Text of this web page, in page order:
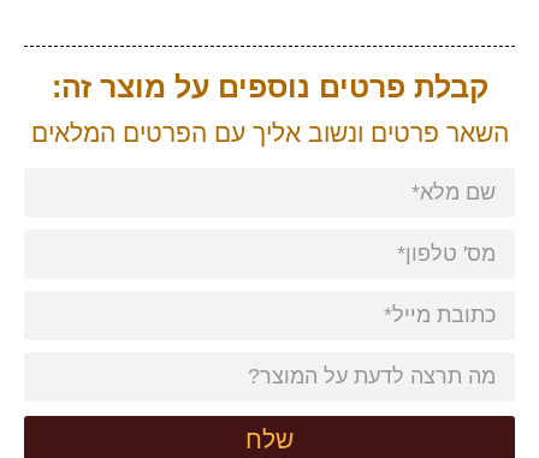
קבלת פרטים נוספים על מוצר זה:
השאר פרטים ונשוב אליך עם הפרטים המלאים
שלח